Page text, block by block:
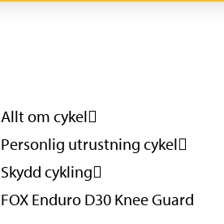
Allt om cykel
Personlig utrustning cykel
Skydd cykling
FOX Enduro D30 Knee Guard